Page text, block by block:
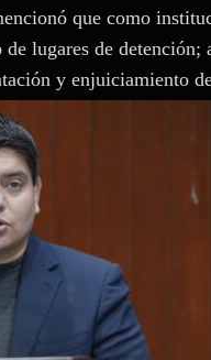
que como
lugares de detención;
y enjuiciamiento